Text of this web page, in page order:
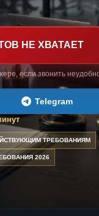
НЕ ХВАТАЕТ
если звонить
Telegram
ТРЕБОВАНИЯМ
2026